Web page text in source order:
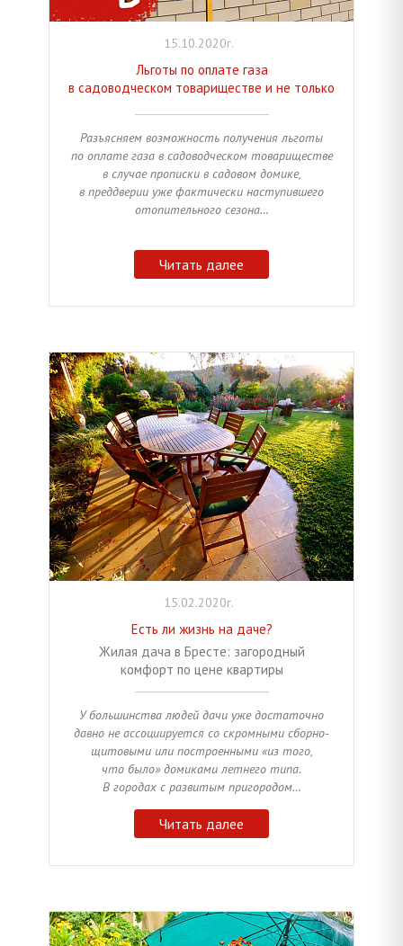
15.10.2020г.
Льготы по оплате газа
в садоводческом товариществе и не только
Разъясняем возможность получения льготы
по оплате газа в садоводческом товариществе
в случае прописки в садовом домике,
в преддверии уже фактически наступившего
отопительного сезона…
Читать далее
15.02.2020г.
Есть ли жизнь на даче?
Жилая дача в Бресте: загородный
комфорт по цене квартиры
У большинства людей дачи уже достаточно
давно не ассоциируется со скромными сборно-
щитовыми или построенными «из того,
что было» домиками летнего типа.
В городах с развитым пригородом…
Читать далее